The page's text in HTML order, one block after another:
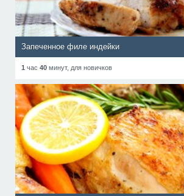
Запеченное филе индейки
1 час 40 минут, для новичков